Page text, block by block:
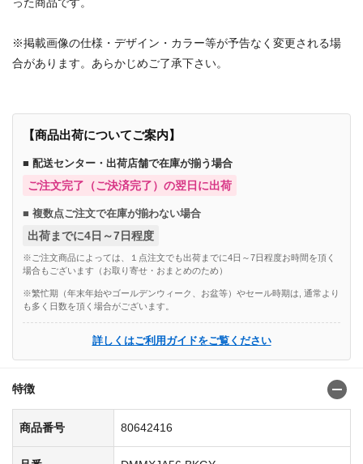
※掲載画像の仕様・デザイン・カラー等が予告なく変更される場
合があります。あらかじめご了承下さい。
【商品出荷についてご案内】
■ 配送センター・出荷店舗で在庫が揃う場合
ご注文完了（ご決済完了）の翌日に出荷
■ 複数点ご注文で在庫が揃わない場合
出荷までに4日～7日程度
※ご注文商品によっては、１点注文でも出荷までに4日～7日程度お時間を頂く
場合もございます（お取り寄せ・おまとめのため）
※繁忙期（年末年始やゴールデンウィーク、お盆等）やセール時期は, 通常より
も多く日数を頂く場合がございます。
詳しくはご利用ガイドをご覧ください
特徴
商品番号 80642416